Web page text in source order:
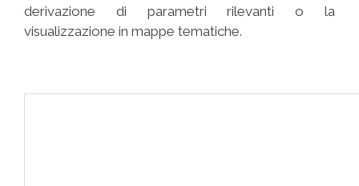
derivazione di parametri rilevanti o la
visualizzazione in mappe tematiche.